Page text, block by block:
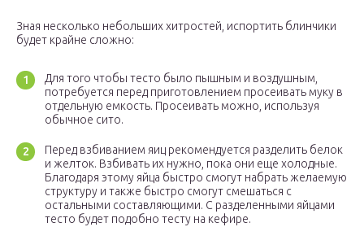
Зная несколько небольших хитростей, испортить блинчики
будет крайне сложно:
Для того чтобы тесто было пышным и воздушным,
потребуется перед приготовлением просеивать муку в
отдельную емкость. Просеивать можно, используя
обычное сито.
Перед взбиванием яиц рекомендуется разделить белок
и желток. Взбивать их нужно, пока они еще холодные.
Благодаря этому яйца быстро смогут набрать желаемую
структуру и также быстро смогут смешаться с
остальными составляющими. С разделенными яйцами
тесто будет подобно тесту на кефире.